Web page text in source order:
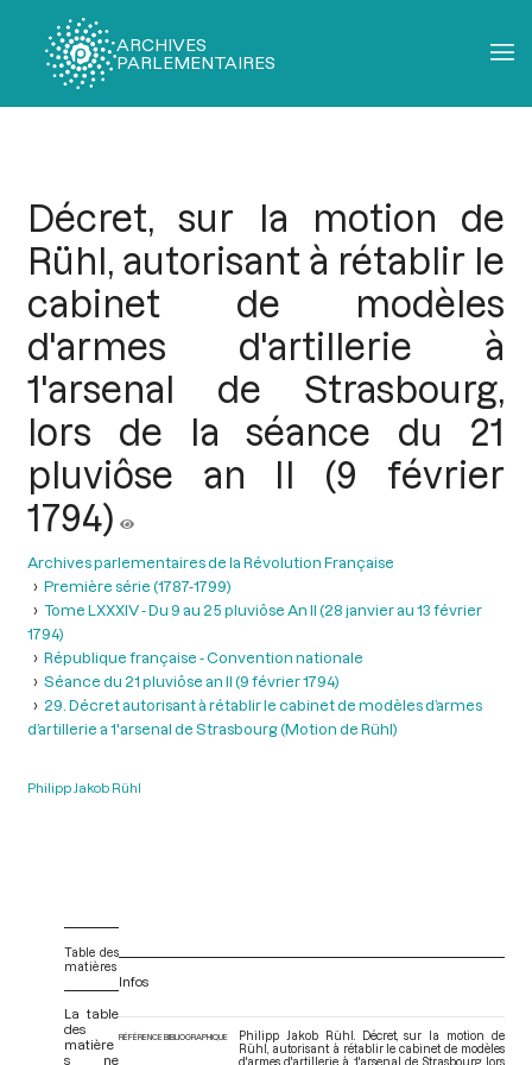
ARCHIVES
PARLEMENTAIRES
Décret, sur la motion de
Rühl, autorisant à rétablir le
cabinet de modèles
d'armes d'artillerie à
1'arsenal de Strasbourg,
lors de la séance du 21
pluviôse an II (9 février
1794)
Archives parlementaires de la Révolution Française
Première série (1787-1799)
Tome LXXXIV - Du 9 au 25 pluviôse An II (28 janvier au 13 février
1794)
République française - Convention nationale
Séance du 21 pluviôse an II (9 février 1794)
29. Décret autorisant à rétablir le cabinet de modèles d’armes
d’artillerie a 1'arsenal de Strasbourg (Motion de Rühl)
Philipp Jakob Rühl
Table des
matières
La table
des
matière
s ne
Infos
RÉFÉRENCE BIBLIOGRAPHIQUE
Philipp Jakob Rühl. Décret, sur la motion de
Rühl, autorisant à rétablir le cabinet de modèles
d'armes d'artillerie à 1'arsenal de Strasbourg, lors